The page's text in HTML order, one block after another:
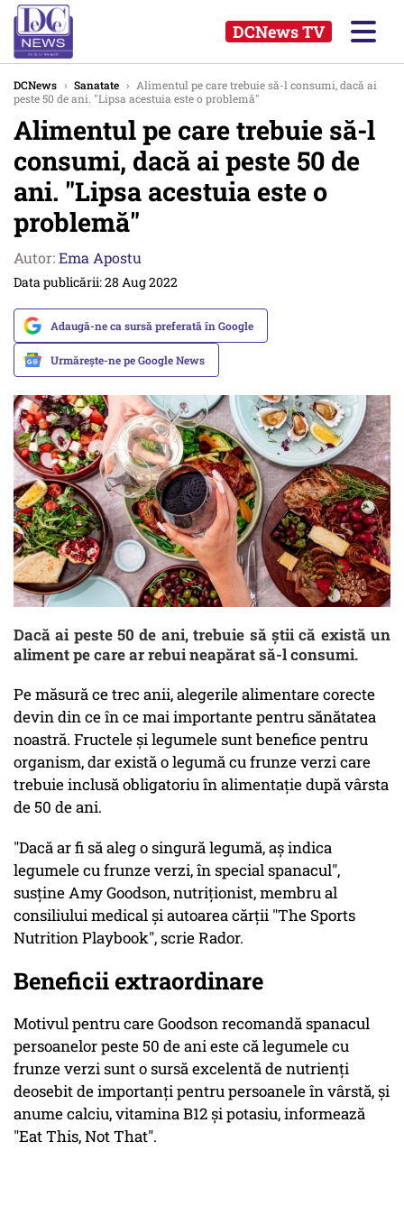
DCNews TV
DCNews › Sanatate › Alimentul pe care trebuie să-l consumi, dacă ai
peste 50 de ani. "Lipsa acestuia este o problemă"
Alimentul pe care trebuie să-l
consumi, dacă ai peste 50 de
ani. "Lipsa acestuia este o
problemă"
Autor:Ema Apostu
Data publicării: 28 Aug 2022
Adaugă-ne ca sursă preferată în Google
Urmărește-ne pe Google News
Dacă ai peste 50 de ani, trebuie să știi că există un
aliment pe care ar rebui neapărat să-l consumi.
Pe măsură ce trec anii, alegerile alimentare corecte
devin din ce în ce mai importante pentru sănătatea
noastră. Fructele şi legumele sunt benefice pentru
organism, dar există o legumă cu frunze verzi care
trebuie inclusă obligatoriu în alimentaţie după vârsta
de 50 de ani.
"Dacă ar fi să aleg o singură legumă, aş indica
legumele cu frunze verzi, în special spanacul",
susţine Amy Goodson, nutriţionist, membru al
consiliului medical şi autoarea cărţii "The Sports
Nutrition Playbook", scrie Rador.
Beneficii extraordinare
Motivul pentru care Goodson recomandă spanacul
persoanelor peste 50 de ani este că legumele cu
frunze verzi sunt o sursă excelentă de nutrienţi
deosebit de importanţi pentru persoanele în vârstă, şi
anume calciu, vitamina B12 şi potasiu, informează
"Eat This, Not That".